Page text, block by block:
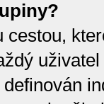
cestou,